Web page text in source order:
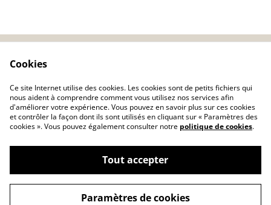
confidentialité
©2026Charlolili
Cookies
Ce site Internet utilise des cookies. Les cookies sont de petits fichiers qui
nous aident à comprendre comment vous utilisez nos services afin
d'améliorer votre expérience. Vous pouvez en savoir plus sur ces cookies
et contrôler la façon dont ils sont utilisés en cliquant sur « Paramètres des
cookies ». Vous pouvez également consulter notre politique de cookies.
Tout accepter
Paramètres de cookies